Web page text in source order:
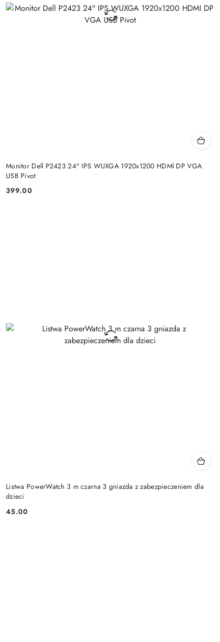
Monitor Dell P2423 24" IPS WUXGA 1920x1200 HDMI DP VGA
USB Pivot
Cena:
399.00
Listwa PowerWatch 3 m czarna 3 gniazda z zabezpieczeniem dla
dzieci
Cena:
45.00